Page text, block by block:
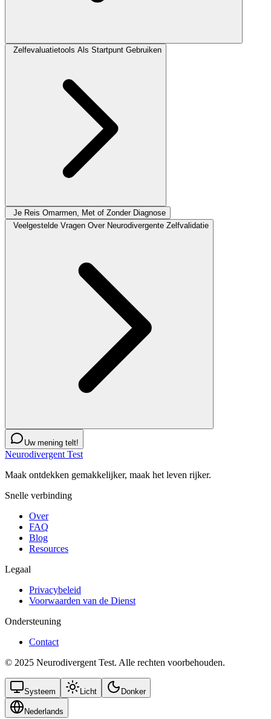
Zelfevaluatietools Als Startpunt Gebruiken
Je Reis Omarmen, Met of Zonder Diagnose
Veelgestelde Vragen Over Neurodivergente Zelfvalidatie
Uw mening telt!
Neurodivergent Test
Maak ontdekken gemakkelijker, maak het leven rijker.
Snelle verbinding
Over
FAQ
Blog
Resources
Legaal
Privacybeleid
Voorwaarden van de Dienst
Ondersteuning
Contact
© 2025 Neurodivergent Test. Alle rechten voorbehouden.
Systeem Licht Donker
Nederlands